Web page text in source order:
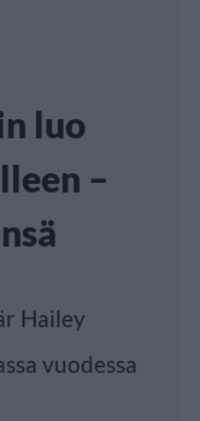
luo
–
Hailey
vuodessa